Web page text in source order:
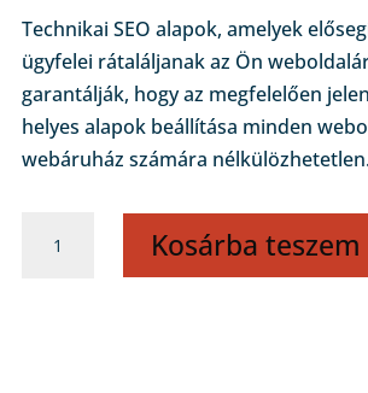
Technikai SEO alapok, amelyek
ügyfelei rátaláljanak az Ön
garantálják, hogy az megfelelően
helyes alapok beállítása minden
webáruház számára
SEO
Kosárba teszem